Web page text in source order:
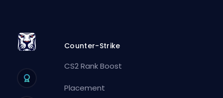
Counter-Strike
CS2 Rank Boost
Placement